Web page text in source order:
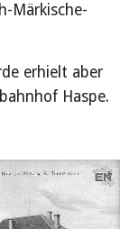
Märkische-
erhielt aber
Haspe.